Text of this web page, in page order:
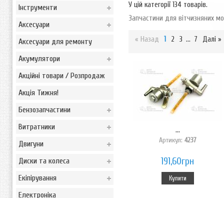
Інструменти
Аксесуари
Аксесуари для ремонту
Акумулятори
Акційні товари / Розпродаж
Акція Тижня!
Бензозапчастини
Витратники
Двигуни
Диски та колеса
Екіпірування
Електроніка
У цій категорії 134 товарів.
Запчастини для вітчизняних
« Назад 1 2 3 ... 7 Далі »
...
Артикул: 4237
191,60грн
Купити